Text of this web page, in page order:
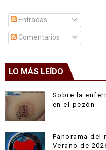
Entradas
Comentarios
LO MÁS LEÍDO
Sobre la
en el pezón
Panorama del
Verano de